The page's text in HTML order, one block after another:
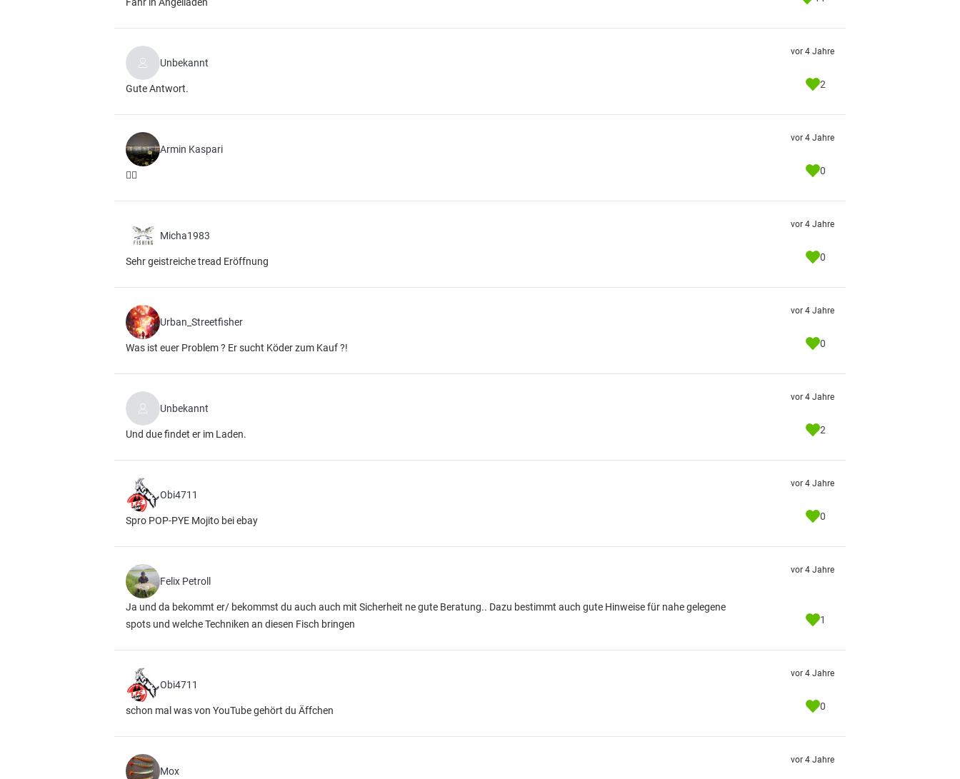
Unbekannt
Gute Antwort.
vor 4 Jahre
2
Armin Kaspari
🤦‍♂️
vor 4 Jahre
0
Micha1983
Sehr geistreiche tread Eröffnung
vor 4 Jahre
0
Urban_Streetfisher
Was ist euer Problem ? Er sucht Köder zum Kauf ?!
vor 4 Jahre
0
Unbekannt
Und due findet er im Laden.
vor 4 Jahre
2
Obi4711
Spro POP-PYE Mojito bei ebay
vor 4 Jahre
0
Felix Petroll
Ja und da bekommt er/ bekommst du auch auch mit Sicherheit ne gute Beratung.. Dazu bestimmt auch gute Hinweise für nahe gelegene
spots und welche Techniken an diesen Fisch bringen
vor 4 Jahre
1
Obi4711
schon mal was von YouTube gehört du Äffchen
vor 4 Jahre
0
Mox
vor 4 Jahre